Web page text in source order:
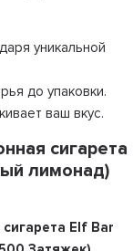
уникальной
до упаковки.
ваш вкус.
сигарета
лимонад)
Elf Bar